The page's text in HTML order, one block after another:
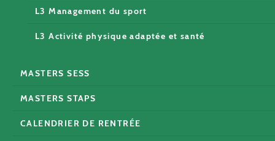
L3 Management du sport
L3 Activité physique adaptée et santé
MASTERS SESS
MASTERS STAPS
CALENDRIER DE RENTRÉE